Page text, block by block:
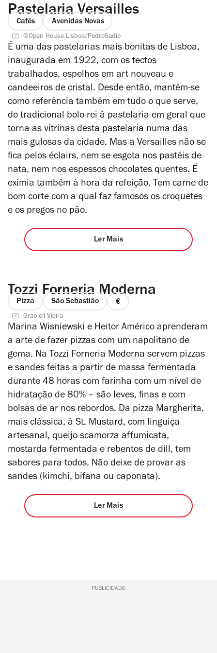
Pastelaria Versailles
Cafés Avenidas Novas
©Open House Lisboa/PedroSadio
É uma das pastelarias mais bonitas de Lisboa,
inaugurada em 1922, com os tectos
trabalhados, espelhos em art nouveau e
candeeiros de cristal. Desde então, mantém-se
como referência também em tudo o que serve,
do tradicional bolo-rei à pastelaria em geral que
torna as vitrinas desta pastelaria numa das
mais gulosas da cidade. Mas a Versailles não se
fica pelos éclairs, nem se esgota nos pastéis de
nata, nem nos espessos chocolates quentes. É
exímia também à hora da refeição. Tem carne de
bom corte com a qual faz famosos os croquetes
e os pregos no pão.
Ler Mais
Tozzi Forneria Moderna
Pizza São Sebastião
preço
de
4
Grabiell Vieira
Marina Wisniewski e Heitor Américo aprenderam
a arte de fazer pizzas com um napolitano de
gema. Na Tozzi Forneria Moderna servem pizzas
e sandes feitas a partir de massa fermentada
durante 48 horas com farinha com um nível de
hidratação de 80% – são leves, finas e com
bolsas de ar nos rebordos. Da pizza Margherita,
mais clássica, à St. Mustard, com linguiça
artesanal, queijo scamorza affumicata,
mostarda fermentada e rebentos de dill, tem
sabores para todos. Não deixe de provar as
sandes (kimchi, bifana ou caponata).
Ler Mais
PUBLICIDADE